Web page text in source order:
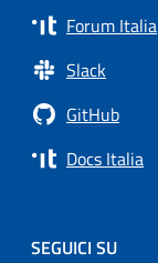
Forum Italia
Slack
GitHub
Docs Italia
SEGUICI SU